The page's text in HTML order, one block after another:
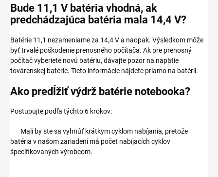
Bude 11,1 V batéria vhodná, ak
predchádzajúca batéria mala 14,4 V?
Batérie 11,1 nezameniame za 14,4 V a naopak. Výsledkom môže
byť trvalé poškodenie prenosného počítača. Ak pre prenosný
počítač vyberiete novú batériu, dávajte pozor na napätie
továrenskej batérie. Tieto informácie nájdete priamo na batérii.
Ako predĺžiť výdrž batérie notebooka?
Postupujte podľa týchto 6 krokov:
Mali by ste sa vyhnúť krátkym cyklom nabíjania, pretože
batéria v našom zariadení má počet nabíjacích cyklov
špecifikovaných výrobcom.